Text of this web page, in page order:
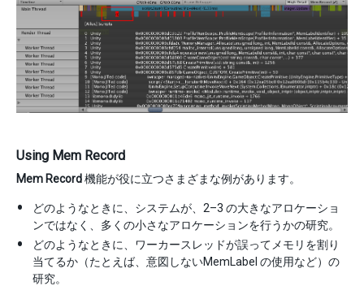
Using Mem Record
Mem Record機能が役に立つさまざまな例があります。
どのようなときに、システムが、2–3 の大きなアロケーショ
ンではなく、多くの小さなアロケーションを行うかの研究。
どのようなときに、ワーカースレッドが誤ってメモリを割り
当てるか（たとえば、意図しないMemLabel の使用など）の
研究。